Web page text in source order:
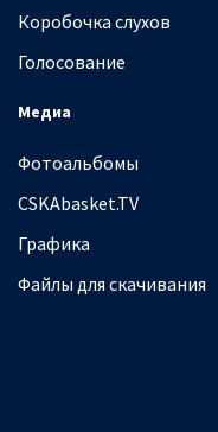
Коробочка слухов
Голосование
Медиа
Фотоальбомы
CSKAbasket.TV
Графика
Файлы для скачивания